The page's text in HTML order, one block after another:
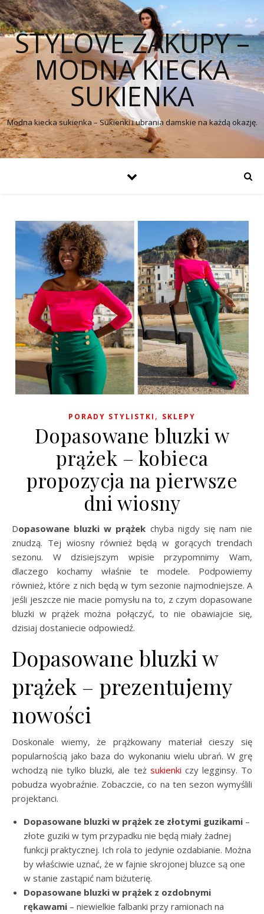
STYLOVE ZAKUPY –
MODNA KIECKA
SUKIENKA
Modna kiecka sukienka – Sukienki i ubrania damskie na każdą okazję.
PORADY STYLISTKI , SKLEPY
Dopasowane bluzki w
prążek – kobieca
propozycja na pierwsze
dni wiosny
Dopasowane bluzki w prążek chyba nigdy się nam nie
znudzą. Tej wiosny również będą w gorących trendach
sezonu. W dzisiejszym wpisie przypomnimy Wam,
dlaczego kochamy właśnie te modele. Podpowiemy
również, które z nich będą w tym sezonie najmodniejsze. A
jeśli jeszcze nie macie pomysłu na to, z czym dopasowane
bluzki w prążek można połączyć, to nie obawiajcie się,
dzisiaj dostaniecie odpowiedź.
Dopasowane bluzki w
prążek – prezentujemy
nowości
Doskonale wiemy, że prążkowany materiał cieszy się
popularnością jako baza do wykonaniu wielu ubrań. W grę
wchodzą nie tylko bluzki, ale też sukienki czy legginsy. To
pobudza wyobraźnie. Zobaczcie, co na ten sezon wymyślili
projektanci.
Dopasowane bluzki w prążek ze złotymi guzikami –
złote guziki w tym przypadku nie będą miały żadnej
funkcji praktycznej. Ich rola to jedynie ozdabianie. Można
by właściwie uznać, że w fajnie skrojonej bluzce są one
w stanie zastąpić nam biżuterię.
Dopasowane bluzki w prążek z ozdobnymi
rękawami – niewielkie falbanki przy ramionach na